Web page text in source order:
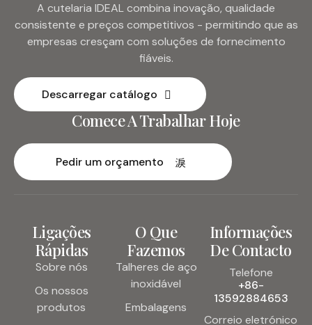
A cutelaria IDEAL combina inovação, qualidade
consistente e preços competitivos - permitindo que as
empresas cresçam com soluções de fornecimento
fiáveis.
Descarregar catálogo
Comece A Trabalhar Hoje
Pedir um orçamento
Ligações
Rápidas
Sobre nós
Os nossos
produtos
O Que
Fazemos
Talheres de aço
inoxidável
Embalagens
Informações
De Contacto
Telefone
+86-
13592884653
Correio eletrónico